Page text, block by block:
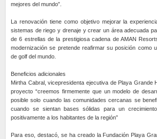
mejores del mundo”.
La renovación tiene como objetivo mejorar la
sistemas de riego y drenaje y crear un área adecuada
de 6 estrellas de la prestigiosa cadena de AMAN
modernización se pretende reafirmar su posición como
de golf del mundo.
Beneficios adicionales
Mirtha Cabral, vicepresidenta ejecutiva de Playa Grande
proyecto “creemos firmemente que un modelo de
posible solo cuando las comunidades cercanas se
cuando se sientan bases sólidas para un
positivamente a los habitantes de la región”
Para eso, destacó, se ha creado la Fundación Playa